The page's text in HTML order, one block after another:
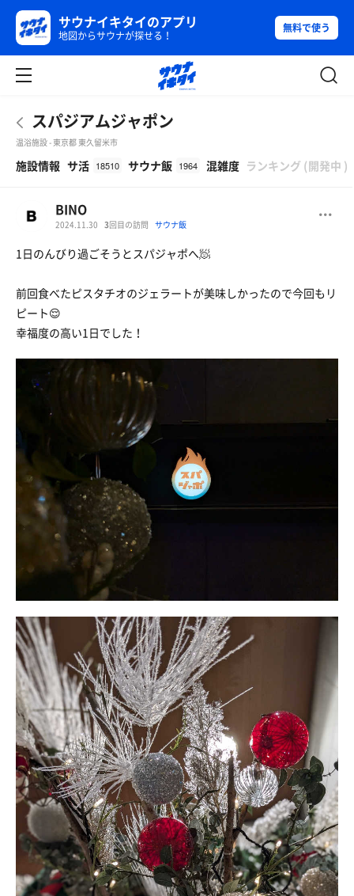
サウナイキタイのアプリ
地図からサウナが探せる！
無料で使う
スパジアムジャポン
温浴施設 - 東京都 東久留米市
施設情報 サ活 18510 サウナ飯 1964 混雑度 ランキング (開発中 )
BINO
2024.11.30 3回目の訪問 サウナ飯
1日のんびり過ごそうとスパジャポへ🧖
前回食べたピスタチオのジェラートが美味しかったので今回もリ
ピート😌
幸福度の高い1日でした！